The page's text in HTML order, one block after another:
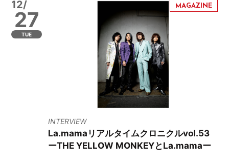
12/
27
TUE
INTERVIEW
La.mamaリアルタイムクロニクルvol.53
ーTHE YELLOW MONKEYとLa.mamaー